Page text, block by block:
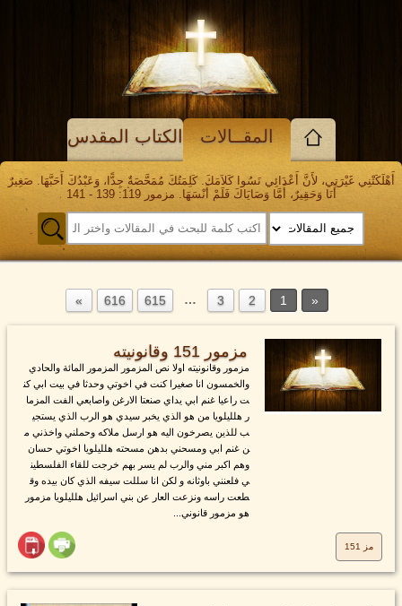
المقــالات الكتاب المقدس
أَهْلَكَتْنِي غَيْرَتِي، لأَنَّ أَعْدَائِي نَسُوا كَلاَمَكَ. كَلِمَتُكَ مُمَحَّصَةٌ جِدًّا، وَعَبْدُكَ أَحَبَّهَا. صَغِيرٌ
أَنَا وَحَقِيرٌ، أَمَّا وَصَايَاكَ فَلَمْ أَنْسَهَا. مزمور 119: 139 - 141
1
2
3
…
615
616
مزمور 151 وقانونيته
مزمور وقانونيته اولا نص المزمور المزمور المائة والحادي
والخمسون انا صغيرا كنت في اخوتي وحدثا في بيت ابي كن
ت راعيا غنم ابي يداي صنعتا الارغن واصابعي الفت المزما
ر هلليلويا من هو الذي يخبر سيدي هو الرب الذي يستجي
ب للذين يصرخون اليه هو ارسل ملاكه وحملني واخذني م
ن غنم ابي ومسحني بدهن مسحته هلليلويا اخوتي حسان
وهم اكبر مني والرب لم يسر بهم خرجت للقاء الفلسطين
ي فلعنني باوثانه و لكن انا سللت سيفه الذي كان بيده وق
طعت راسه ونزعت العار عن بني اسرائيل هلليلويا مزمور
هو مزمور قانوني...
مز 151